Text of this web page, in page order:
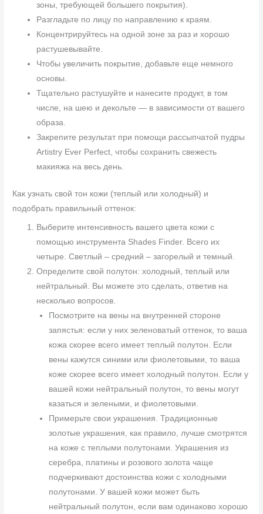
зоны, требующей большего покрытия).
Разгладьте по лицу по направлению к краям.
Концентрируйтесь на одной зоне за раз и хорошо
растушевывайте.
Чтобы увеличить покрытие, добавьте еще немного
основы.
Тщательно растушуйте и нанесите продукт, в том
числе, на шею и декольте — в зависимости от вашего
образа.
Закрепите результат при помощи рассыпчатой пудры
Artistry Ever Perfect, чтобы сохранить свежесть
макияжа на весь день.
Как узнать свой тон кожи (теплый или холодный) и
подобрать правильный оттенок:
Выберите интенсивность вашего цвета кожи с
помощью инструмента Shades Finder. Всего их
четыре. Светлый – средний – загорелый и темный.
Определите свой полутон: холодный, теплый или
нейтральный. Вы можете это сделать, ответив на
несколько вопросов.
Посмотрите на вены на внутренней стороне
запястья: если у них зеленоватый оттенок, то ваша
кожа скорее всего имеет теплый полутон. Если
вены кажутся синими или фиолетовыми, то ваша
коже скорее всего имеет холодный полутон. Если у
вашей кожи нейтральный полутон, то вены могут
казаться и зелеными, и фиолетовыми.
Примерьте свои украшения. Традиционные
золотые украшения, как правило, лучше смотрятся
на коже с теплыми полутонами. Украшения из
серебра, платины и розового золота чаще
подчеркивают достоинства кожи с холодными
полутонами. У вашей кожи может быть
нейтральный полутон, если вам одинаково хорошо